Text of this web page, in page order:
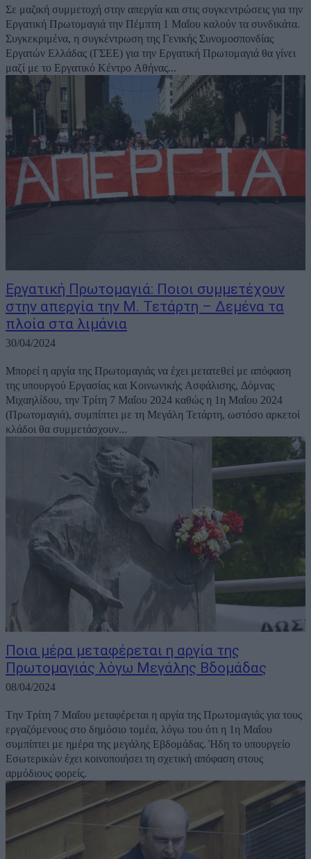
Σε μαζική συμμετοχή στην απεργία και στις συγκεντρώσεις για την
Εργατική Πρωτομαγιά την Πέμπτη 1 Μαΐου καλούν τα συνδικάτα.
Συγκεκριμένα, η συγκέντρωση της Γενικής Συνομοσπονδίας
Εργατών Ελλάδας (ΓΣΕΕ) για την Εργατική Πρωτομαγιά θα γίνει
μαζί με το Εργατικό Κέντρο Αθήνας...
Εργατική Πρωτομαγιά: Ποιοι συμμετέχουν
στην απεργία την Μ. Τετάρτη – Δεμένα τα
πλοία στα λιμάνια
30/04/2024
Μπορεί η αργία της Πρωτομαγιάς να έχει μετατεθεί με απόφαση
της υπουργού Εργασίας και Κοινωνικής Ασφάλισης, Δόμνας
Μιχαηλίδου, την Τρίτη 7 Μαΐου 2024 καθώς η 1η Μαΐου 2024
(Πρωτομαγιά), συμπίπτει με τη Μεγάλη Τετάρτη, ωστόσο αρκετοί
κλάδοι θα συμμετάσχουν...
Ποια μέρα μεταφέρεται η αργία της
Πρωτομαγιάς λόγω Μεγάλης Βδομάδας
08/04/2024
Tην Τρίτη 7 Μαΐου μεταφέρεται η αργία της Πρωτομαγιάς για τους
εργαζόμενους στο δημόσιο τομέα, λόγω του ότι η 1η Μαΐου
συμπίπτει με ημέρα της μεγάλης Εβδομάδας. Ήδη το υπουργείο
Εσωτερικών έχει κοινοποιήσει τη σχετική απόφαση στους
αρμόδιους φορείς.